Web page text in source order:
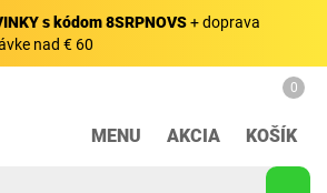
s kódom 8SRPNOVS+ doprava
nad € 60
MENU AKCIA
0
KOŠÍK